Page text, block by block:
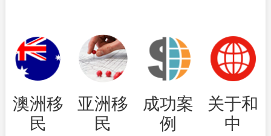
澳洲移
民
亚洲移
民
成功案
例
关于和
中